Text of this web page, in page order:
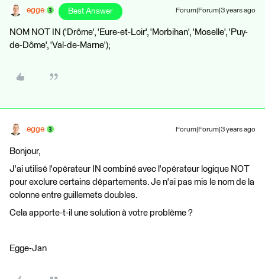
egge Best Answer Forum|Forum|3 years ago
NOM NOT IN ('Drôme', 'Eure-et-Loir', 'Morbihan', 'Moselle', 'Puy-
de-Dôme', 'Val-de-Marne');
egge Forum|Forum|3 years ago
Bonjour,
J'ai utilisé l'opérateur IN combiné avec l'opérateur logique NOT
pour exclure certains départements. Je n'ai pas mis le nom de la
colonne entre guillemets doubles.
Cela apporte-t-il une solution à votre problème ?
Egge-Jan